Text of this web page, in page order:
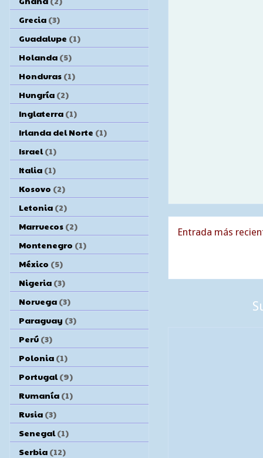
Entrada más
Grecia (3)
Guadalupe (1)
Holanda (5)
Honduras (1)
Hungría (2)
Inglaterra (1)
Irlanda del Norte (1)
Israel (1)
Italia (1)
Kosovo (2)
Letonia (2)
Marruecos (2)
Montenegro (1)
México (5)
Nigeria (3)
Noruega (3)
Paraguay (3)
Perú (3)
Polonia (1)
Portugal (9)
Rumanía (1)
Rusia (3)
Senegal (1)
Serbia (12)